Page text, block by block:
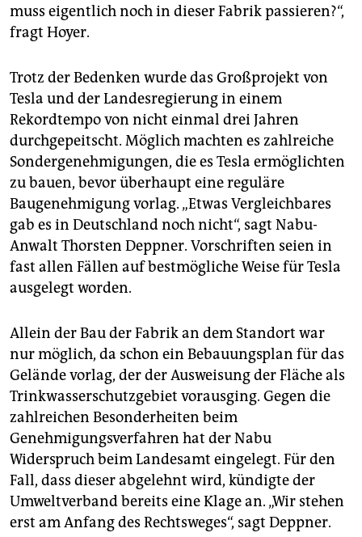
muss eigentlich noch in dieser Fabrik passieren?“,
fragt Hoyer.
Trotz der Bedenken wurde das Großprojekt von
Tesla und der Landesregierung in einem
Rekordtempo von nicht einmal drei Jahren
durchgepeitscht. Möglich machten es zahlreiche
Sondergenehmigungen, die es Tesla ermöglichten
zu bauen, bevor überhaupt eine reguläre
Baugenehmigung vorlag. „Etwas Vergleichbares
gab es in Deutschland noch nicht“, sagt Nabu-
Anwalt Thorsten Deppner. Vorschriften seien in
fast allen Fällen auf bestmögliche Weise für Tesla
ausgelegt worden.
Allein der Bau der Fabrik an dem Standort war
nur möglich, da schon ein Bebauungsplan für das
Gelände vorlag, der der Ausweisung der Fläche als
Trinkwasserschutzgebiet vorausging. Gegen die
zahlreichen Besonderheiten beim
Genehmigungsverfahren hat der Nabu
Widerspruch beim Landesamt eingelegt. Für den
Fall, dass dieser abgelehnt wird, kündigte der
Umweltverband bereits eine Klage an. „Wir stehen
erst am Anfang des Rechtsweges“, sagt Deppner.